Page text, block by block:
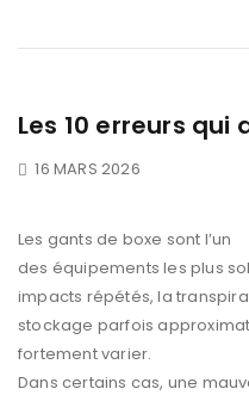
Les 10 erreurs
16 MARS 2026
Les gants de boxe sont l’un
des équipements les plus
impacts répétés, la
stockage parfois
fortement varier.
Dans certains cas, une